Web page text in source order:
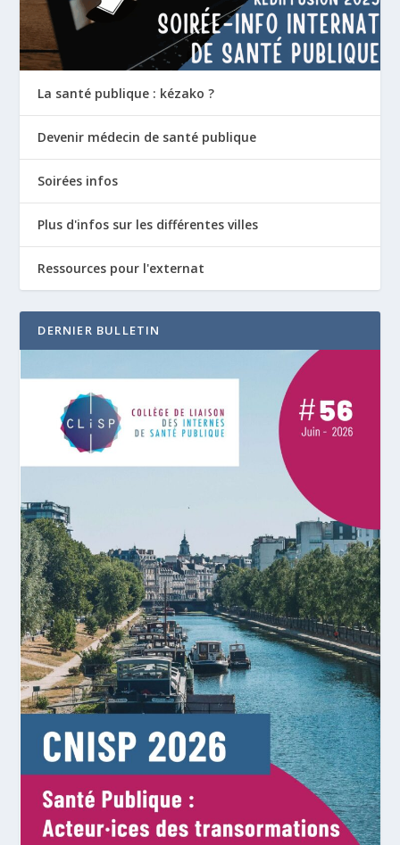
La santé publique : kézako ?
Devenir médecin de santé publique
Soirées infos
Plus d'infos sur les différentes villes
Ressources pour l'externat
DERNIER BULLETIN